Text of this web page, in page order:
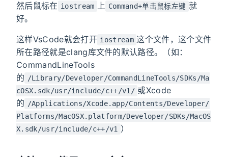
然后鼠标在 iostream 上 Command+单击鼠标左键 就
好。
这样VsCode就会打开 iostream 这个文件，这个文件
所在路径就是clang库文件的默认路径。（如：
CommandLineTools
的 /Library/Developer/CommandLineTools/SDKs/Ma
cOSX.sdk/usr/include/c++/v1/ 或Xcode
的 /Applications/Xcode.app/Contents/Developer/
Platforms/MacOSX.platform/Developer/SDKs/MacOS
X.sdk/usr/include/c++/v1 ）